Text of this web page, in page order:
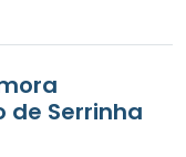
Serrinha